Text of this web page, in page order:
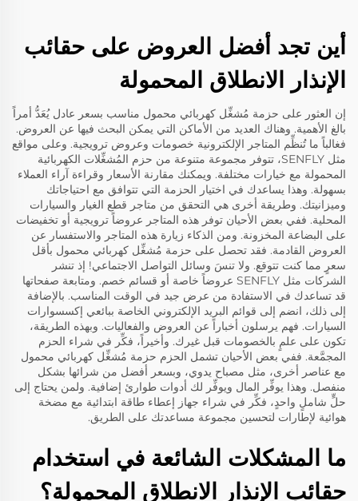
أين تجد أفضل العروض على حقائب
الإنذار الانطلاق المحمولة
إن العثور على حزمة مُشغِّل كهربائي محمول مناسب بسعر عادل يُعَدُّ أمراً
بالغ الأهمية. وهناك العديد من الأماكن التي يمكن البحث فيها عن العروض.
فغالباً ما تُنظِّم المتاجر الإلكترونية خصومات وعروض ترويجية. وعلى مواقع
مثل SENFLY، تتوفر مجموعة متنوعة من حزم المُشغِّلات الكهربائية
المحمولة مع خيارات مختلفة. ويمكنك مقارنة الأسعار وقراءة آراء العملاء
بسهولة. وهذا يساعدك في اختيار الحزمة التي تتوافق مع احتياجاتك
وميزانيتك. وطريقة أخرى هي التحقق من متاجر قطع الغيار والسيارات
المحلية. ففي بعض الأحيان توفر هذه المتاجر عروضاً ترويجية أو تخفيضات
على البضاعة المخزونة. ومن الذكاء زيارة هذه المتاجر والاستفسار عن
العروض القادمة. فقد تحصل على حزمة مُشغِّل كهربائي محمول بأقل
سعرٍ مما كنت تتوقع. ولا تنسَ وسائل التواصل الاجتماعي! إذ تنشر
الشركات مثل SENFLY عروضاً خاصة أو قسائم خصم. ومتابعة صفحاتها
قد تساعدك في الاستفادة من عرض جيد في الوقت المناسب. بالإضافة
إلى ذلك، انضم إلى قوائم البريد الإلكتروني الخاصة ببائعي إكسسوارات
السيارات. فهم يرسلون أخباراً عن العروض والفعاليات. وبهذه الطريقة،
تكون على علمٍ بالخصومات قبل غيرك. وأخيراً، فكِّر في شراء الحزم
المجمَّعة. ففي بعض الأحيان تشمل الحزم حزمة مُشغِّل كهربائي محمول
مع عناصر أخرى، مثل مصباح يدوي، وبسعر أفضل من شرائها بشكل
منفصل. وهذا يوفِّر المال ويوفِّر لك أدوات طوارئ إضافية. ولمن يحتاج إلى
حلٍّ شاملٍ واحدٍ، فكِّر في شراء جهاز إعطاء طاقة ابتدائية مع مضخة
هوائية لإطارات لتحسين مجموعة مساعدتك على الطريق.
ما المشكلات الشائعة في استخدام
حقائب الإنذار الانطلاق المحمولة؟